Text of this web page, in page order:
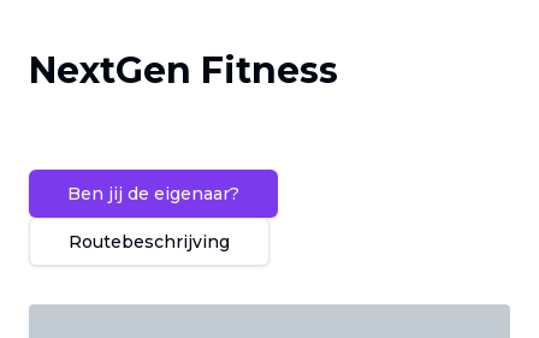
NextGen Fitness
Ben jij de eigenaar?
Routebeschrijving